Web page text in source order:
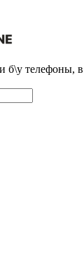
б\у телефоны,